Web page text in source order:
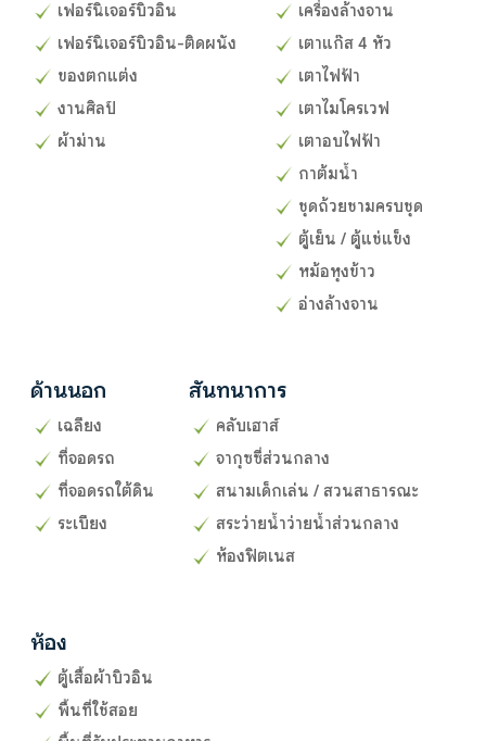
เฟอร์นิเจอร์บิวอิน
เฟอร์นิเจอร์บิวอิน-ติดผนัง
ของตกแต่ง
งานศิลป์
ผ้าม่าน
เครื่องล้างจาน
เตาแก๊ส 4 หัว
เตาไฟฟ้า
เตาไมโครเวฟ
เตาอบไฟฟ้า
กาต้มน้ำ
ชุดถ้วยชามครบชุด
ตู้เย็น / ตู้แช่แข็ง
หม้อหุงข้าว
อ่างล้างจาน
ด้านนอก
เฉลียง
ที่จอดรถ
ที่จอดรถใต้ดิน
ระเบียง
สันทนาการ
คลับเฮาส์
จากุซซี่ส่วนกลาง
สนามเด็กเล่น / สวนสาธารณะ
สระว่ายน้ำว่ายน้ำส่วนกลาง
ห้องฟิตเนส
ห้อง
ตู้เสื้อผ้าบิวอิน
พื้นที่ใช้สอย